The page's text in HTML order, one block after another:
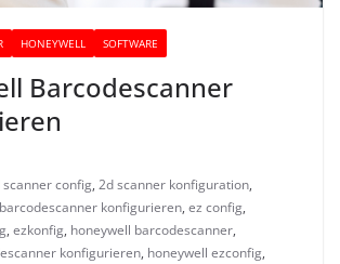
HONEYWELL SOFTWARE
Barcodescanner
scanner config, 2d scanner konfiguration,
barcodescanner konfigurieren, ez config,
, ezkonfig, honeywell barcodescanner,
konfigurieren, honeywell ezconfig,